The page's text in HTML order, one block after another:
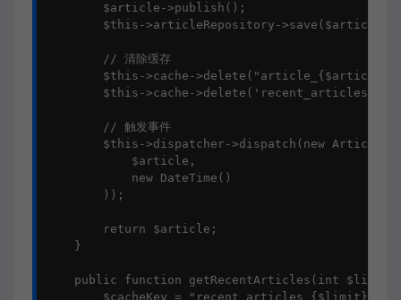
        $article->publish();
        $this->articleRepository->save($article);
        // 清除缓存
$this->cache-
        $this->cache->delete('recent_articles');
        // 触发事件
$this->dispatcher->dispatch(new
            $article,
            new DateTime()
        ));
        return $article;
    }
public function getRecentArticles(int $limit
        $cacheKey = "recent_articles_{$limit}";